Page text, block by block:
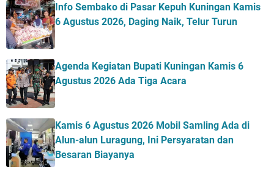
Info Sembako di Pasar Kepuh Kuningan Kamis
6 Agustus 2026, Daging Naik, Telur Turun
Agenda Kegiatan Bupati Kuningan Kamis 6
Agustus 2026 Ada Tiga Acara
Kamis 6 Agustus 2026 Mobil Samling Ada di
Alun-alun Luragung, Ini Persyaratan dan
Besaran Biayanya